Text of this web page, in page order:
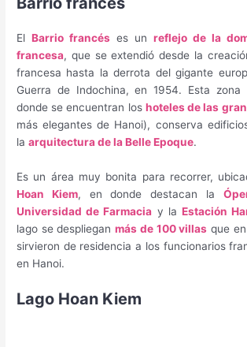
ElBarrio francés es unreflejo de la
francesa, que se extendió desde la
francesa hasta la derrota del gigante
Guerra de Indochina, en 1954. Esta
donde se encuentran los hoteles de las
más elegantes de Hanoi), conserva
laarquitectura de la Belle Epoque.
Es un área muy bonita para recorrer,
Hoan Kiem, en donde destacan la
Universidad de Farmacia y laEstación
lago se desplieganmás de 100 villas que
sirvieron de residencia a los funcionarios
en Hanoi.
Lago Hoan Kiem